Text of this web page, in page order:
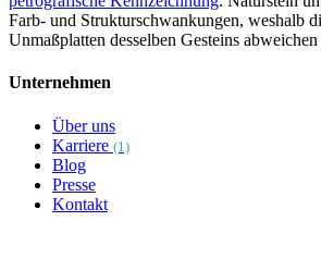
Farb- und Strukturschwankungen, weshalb
Unmaßplatten desselben Gesteins
Unternehmen
Über uns
Karriere (1)
Blog
Presse
Kontakt